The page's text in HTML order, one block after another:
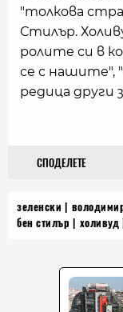
"толкова
Стилър.
ролите си в
се с нашите",
редица други
СПОДЕЛЕТЕ
зеленски
бен стилър
холивуд